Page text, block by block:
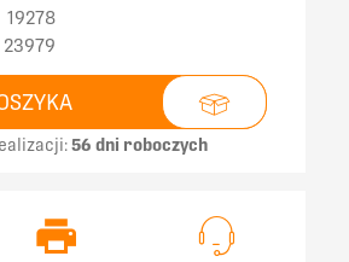
19278
23979
56 dni roboczych